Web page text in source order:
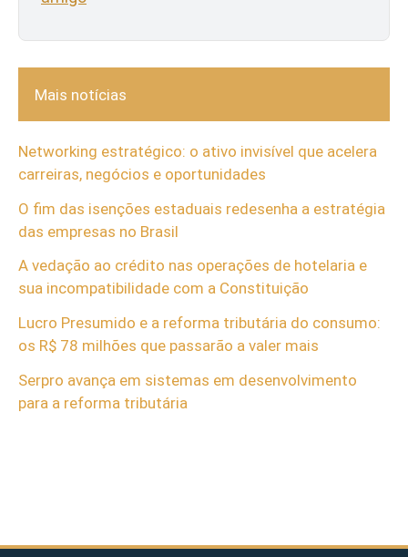
Mais notícias
Networking estratégico: o ativo invisível que acelera
carreiras, negócios e oportunidades
O fim das isenções estaduais redesenha a estratégia
das empresas no Brasil
A vedação ao crédito nas operações de hotelaria e
sua incompatibilidade com a Constituição
Lucro Presumido e a reforma tributária do consumo:
os R$ 78 milhões que passarão a valer mais
Serpro avança em sistemas em desenvolvimento
para a reforma tributária